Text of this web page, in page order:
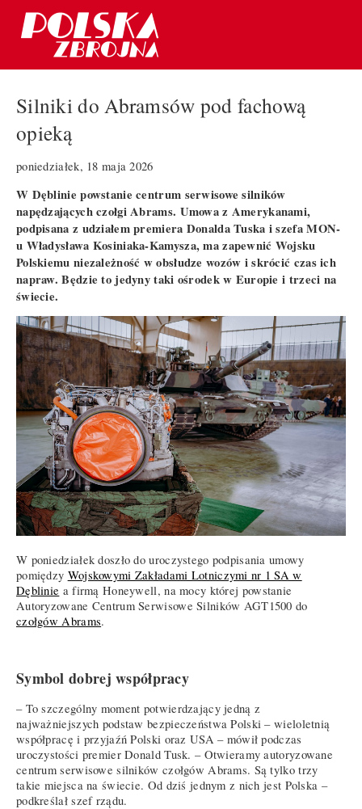
Silniki do Abramsów pod fachową
opieką
poniedziałek, 18 maja 2026
W Dęblinie powstanie centrum serwisowe silników
napędzających czołgi Abrams. Umowa z Amerykanami,
podpisana z udziałem premiera Donalda Tuska i szefa MON-
u Władysława Kosiniaka-Kamysza, ma zapewnić Wojsku
Polskiemu niezależność w obsłudze wozów i skrócić czas ich
napraw. Będzie to jedyny taki ośrodek w Europie i trzeci na
świecie.
W poniedziałek doszło do uroczystego podpisania umowy
pomiędzy Wojskowymi Zakładami Lotniczymi nr 1 SA w
Dęblinie a firmą Honeywell, na mocy której powstanie
Autoryzowane Centrum Serwisowe Silników AGT1500 do
czołgów Abrams.
Symbol dobrej współpracy
– To szczególny moment potwierdzający jedną z
najważniejszych podstaw bezpieczeństwa Polski – wieloletnią
współpracę i przyjaźń Polski oraz USA – mówił podczas
uroczystości premier Donald Tusk. – Otwieramy autoryzowane
centrum serwisowe silników czołgów Abrams. Są tylko trzy
takie miejsca na świecie. Od dziś jednym z nich jest Polska –
podkreślał szef rządu.